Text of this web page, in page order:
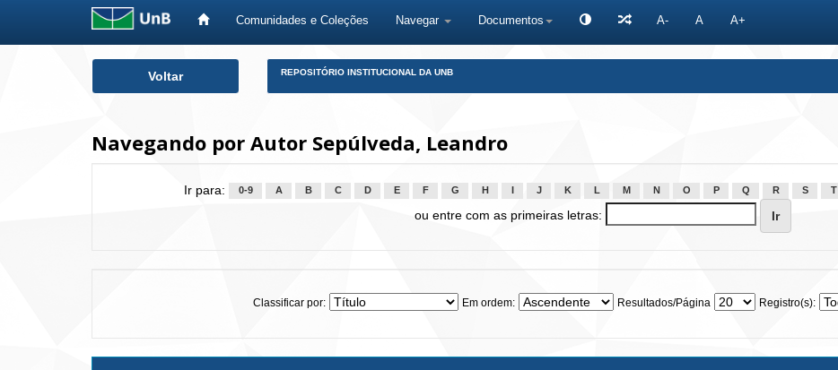
Comunidades e Coleções Navegar Documentos A- A A+
Voltar REPOSITÓRIO INSTITUCIONAL DA UNB
Navegando por Autor Sepúlveda, Leandro
Ir para: 0-9 A B C D E F G H J K L M N O P Q R S T
ou entre com as primeiras letras:
Classificar por: Em ordem: Resultados/Página Registro(s):